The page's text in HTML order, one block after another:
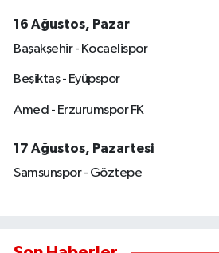
16 Ağustos, Pazar
Başakşehir - Kocaelispor
Beşiktaş - Eyüpspor
Amed - Erzurumspor FK
17 Ağustos, Pazartesi
Samsunspor - Göztepe